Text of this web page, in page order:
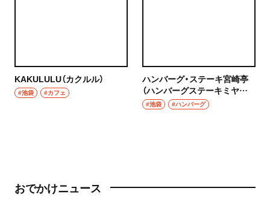
KAKULULU（カクルル）
#池袋 #カフェ
ハンバーグ・ステーキ宮崎亭
（ハンバーグステーキミヤザ
キテイ）
#池袋 #ハンバーグ
おでかけニュース